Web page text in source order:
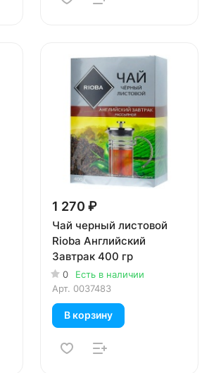
1 270 ₽
Чай черный листовой
Rioba Английский
Завтрак 400 гр
0
Есть в наличии
Арт. 0037483
В корзину